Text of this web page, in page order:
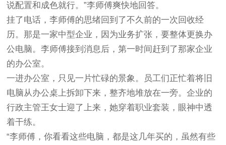
说配置和成色就行。”李师傅爽快地回答。
挂了电话，李师傅的思绪回到了不久前的一次回收经
历。那是一家中型企业，因为业务扩张，要整体更换办
公电脑。李师傅接到消息后，第一时间赶到了那家企业
的办公室。
一进办公室，只见一片忙碌的景象。员工们正忙着将旧
电脑从办公桌上拆卸下来，整齐地堆放在一旁。企业的
行政主管王女士迎了上来，她穿着职业套装，眼神中透
着干练。
“李师傅，你看看这些电脑，都是这几年买的，虽然有些